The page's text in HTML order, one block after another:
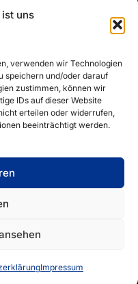
uns
verwenden wir Technologien
speichern und/oder darauf
zustimmen, können wir
IDs auf dieser Website
erteilen oder widerrufen,
beeinträchtigt werden.
Impressum